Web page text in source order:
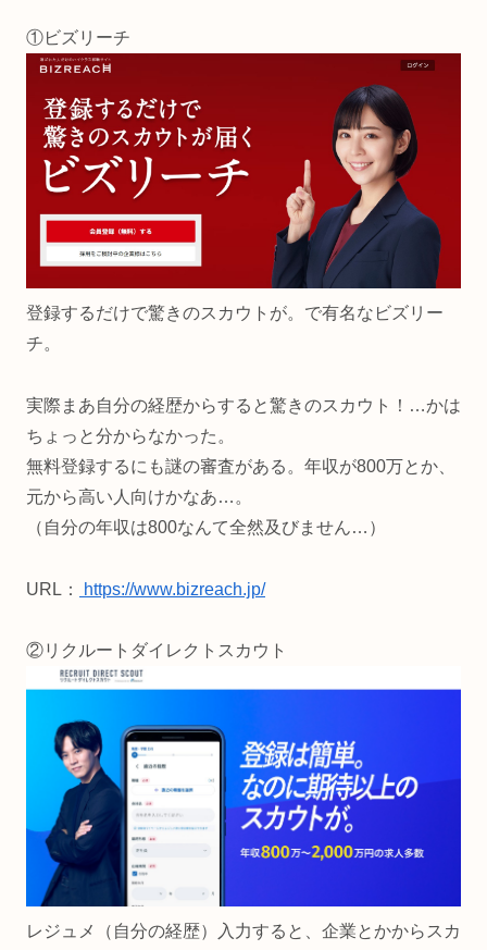
①ビズリーチ
登録するだけで驚きのスカウトが。で有名なビズリー
チ。
実際まあ自分の経歴からすると驚きのスカウト！…かは
ちょっと分からなかった。
無料登録するにも謎の審査がある。年収が800万とか、
元から高い人向けかなあ…。
（自分の年収は800なんて全然及びません…）
URL： https://www.bizreach.jp/
②リクルートダイレクトスカウト
レジュメ（自分の経歴）入力すると、企業とかからスカ